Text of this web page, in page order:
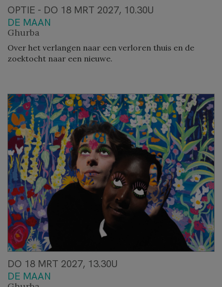
OPTIE - DO 18 MRT 2027, 10.30U
DE MAAN
Ghurba
Over het verlangen naar een verloren thuis en de
zoektocht naar een nieuwe.
DO 18 MRT 2027, 13.30U
DE MAAN